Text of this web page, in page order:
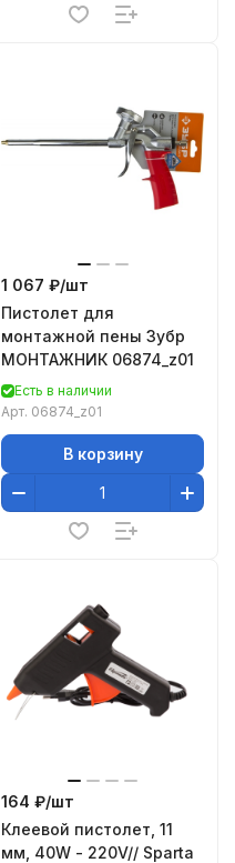
1 067 ₽/шт
Пистолет для
монтажной пены Зубр
МОНТАЖНИК 06874_z01
Есть в наличии
Арт. 06874_z01
В корзину
164 ₽/шт
Клеевой пистолет, 11
мм, 40W - 220V// Sparta